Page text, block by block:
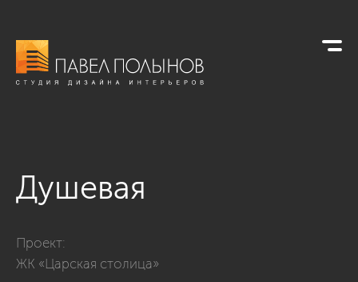
Душевая
Проект:
ЖК «Царская столица»